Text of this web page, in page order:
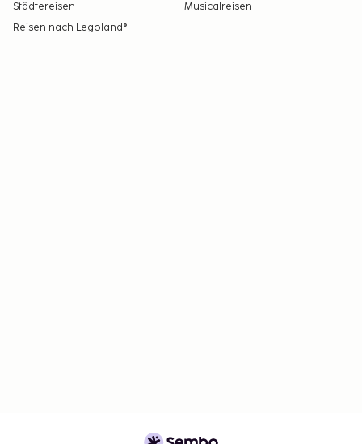
Städtereisen
Musicalreisen
Reisen nach Legoland®